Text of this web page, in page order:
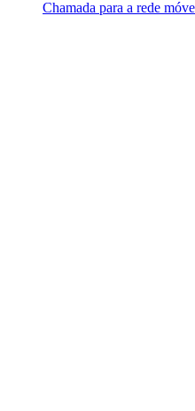
Chamada para a rede